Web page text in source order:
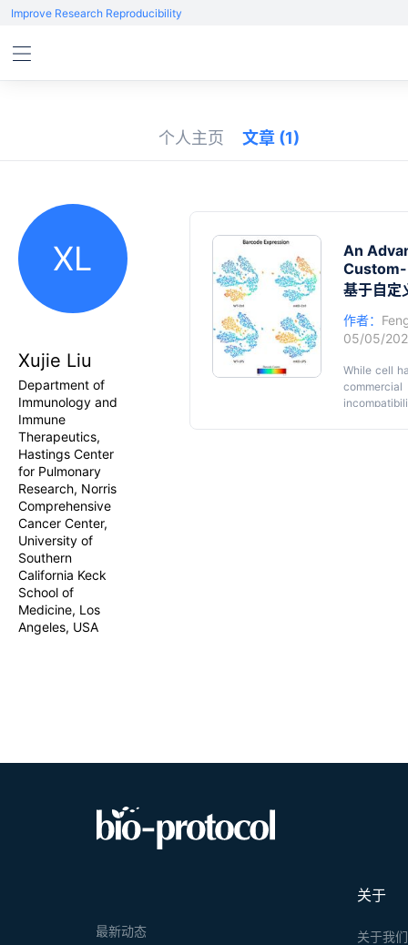
Improve Research Reproducibility
个人主页 文章 (1)
XL
Xujie Liu
Department of
Immunology and
Immune
Therapeutics,
Hastings Center
for Pulmonary
Research, Norris
Comprehensive
Cancer Center,
University of
Southern
California Keck
School of
Medicine, Los
Angeles, USA
An
基于自定
作者：
05/05/
While cell
关于
关于我们
最新动态